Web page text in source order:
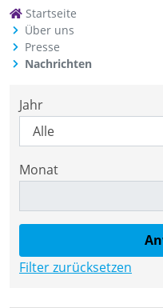
Startseite
Über uns
Presse
Nachrichten
Jahr
Monat
Filter zurücksetzen